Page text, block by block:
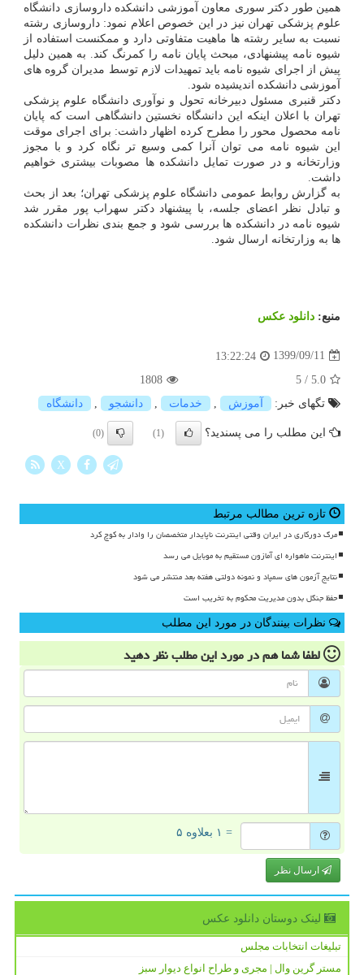
همین طور دکتر سوری معاون آموزشی دانشکده داروسازی دانشگاه
علوم پزشکی تهران نیز در این خصوص اعلام نمود: داروسازی رشته
نسبت به سایر رشته ها ماهیت متفاوتی دارد و ممکنست استفاده از
شیوه نامه پیشنهادی، مبحث پایان نامه را کمرنگ کند. به همین دلیل
پیش از اجرای شیوه نامه باید تمهیدات لازم توسط مدیران گروه های
آموزشی دانشکده اندیشیده شود.
دکتر قنبری مسئول دبیرخانه تحول و نوآوری دانشگاه علوم پزشکی
تهران با اعلان اینکه این دانشگاه نخستین دانشگاهی است که پایان
نامه محصول محور را مطرح کرده اظهار داشت: برای اجرای موقت
این شیوه نامه می توان آنرا کمی وسیع تر نگاه کرد و با مجوز
وزارتخانه و در صورت تمایل دانشکده ها مصوبات بیشتری خواهیم
داشت.
به گزارش روابط عمومی دانشگاه علوم پزشکی تهران؛ بعد از بحث
و تبادل نظر اعضای جلسه، با پیشنهاد دکتر سهراب پور مقرر شد
شیوه نامه در دانشکده ها بررسی شود و جمع بندی نظرات دانشکده
ها به وزارتخانه ارسال شود.
منبع: دانلود عكس
1399/09/11
13:22:24
5.0
/
5
1808
تگهای خبر:
آموزش خدمات دانشجو دانشگاه
این مطلب را می پسندید؟ (1)
(0)
X
تازه ترین مطالب مرتبط
مرگ دورکاری در ایران وقتی اینترنت ناپایدار متخصصان را وادار به کوچ کرد
اینترنت ماهواره ای آمازون مستقیم به موبایل می رسد
نتایج آزمون های سمپاد و نمونه دولتی هفته بعد منتشر می شود
حفظ جنگل بدون مدیریت محکوم به تخریب است
نظرات بینندگان در مورد این مطلب
لطفا شما همدر مورد این مطلبنظر دهید
= ۱ بعلاوه ۵
ارسال نظر
لینک دوستان دانلود عكس
تبلیغات انتخابات مجلس
مستر گرین وال | مجری و طراح انواع دیوار سبز